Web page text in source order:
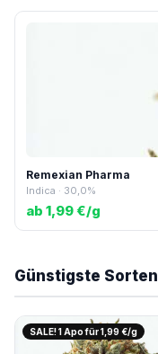
Remexian Pharma
Indica · 30,0%
ab 1,99 €/g
Günstigste Sorten
SALE! 1 Apo für 1,99 €/g